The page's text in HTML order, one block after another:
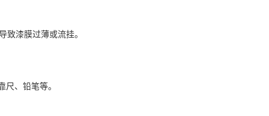
漆膜过薄或流挂。
、铅笔等。